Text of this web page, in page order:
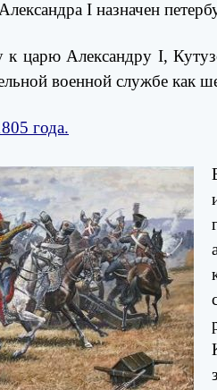
I назначен
царю Александру I,
военной службе как
года.